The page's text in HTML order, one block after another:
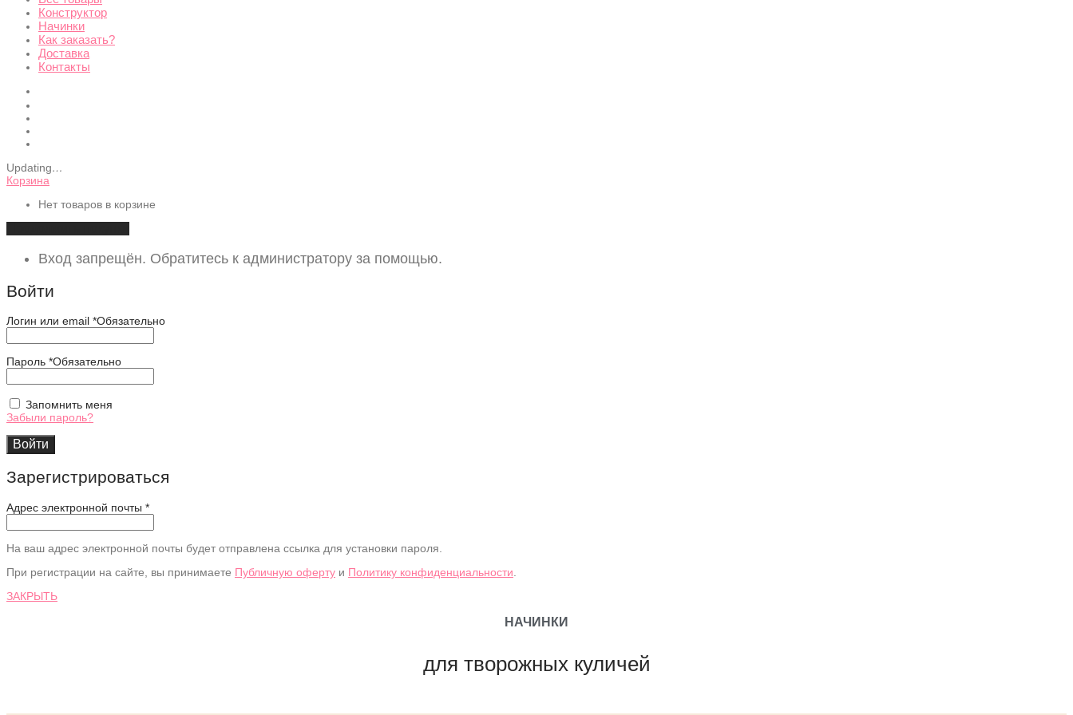
Конструктор
Начинки
Как заказать?
Доставка
Контакты
Updating…
Корзина
Нет товаров в корзине
Вход запрещён. Обратитесь к администратору за помощью.
Войти
Логин или email *Обязательно
Пароль *Обязательно
Запомнить меня
Забыли пароль?
Войти
Зарегистрироваться
Адрес электронной почты *
На ваш адрес электронной почты будет отправлена ссылка для установки пароля.
При регистрации на сайте, вы принимаете Публичную оферту и Политику конфиденциальности
ЗАКРЫТЬ
НАЧИНКИ
для творожных куличей